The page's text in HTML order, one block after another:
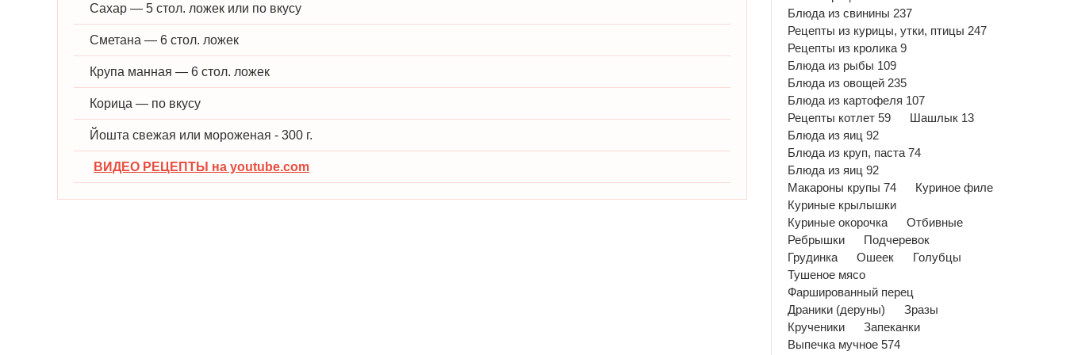
Сахар — 5 стол. ложек или по вкусу
Сметана — 6 стол. ложек
Крупа манная — 6 стол. ложек
Корица — по вкусу
Йошта свежая или мороженая - 300 г.
ВИДЕО РЕЦЕПТЫ на youtube.com
Блюда из свинины 237
Рецепты из курицы, утки, птицы 247
Рецепты из кролика 9
Блюда из рыбы 109
Блюда из овощей 235
Блюда из картофеля 107
Рецепты котлет 59
Шашлык 13
Блюда из яиц 92
Блюда из круп, паста 74
Блюда из яиц 92
Макароны крупы 74
Куриное филе
Куриные крылышки
Куриные окорочка
Отбивные
Ребрышки
Подчеревок
Грудинка
Ошеек
Голубцы
Тушеное мясо
Фаршированный перец
Драники (деруны)
Зразы
Крученики
Запеканки
Выпечка мучное 574